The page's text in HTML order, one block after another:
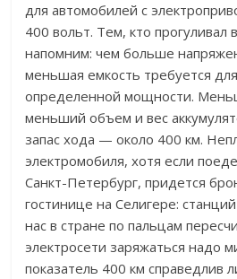
для автомобилей с
400 вольт. Тем, кто прогуливал
напомним: чем больше
меньшая емкость требуется
определенной мощности.
меньший объем и вес
запас хода — около 400 км.
электромобиля, хотя если
Санкт-Петербург, придется
гостинице на Селигере:
нас в стране по пальцам
электросети заряжаться надо
показатель 400 км справедлив